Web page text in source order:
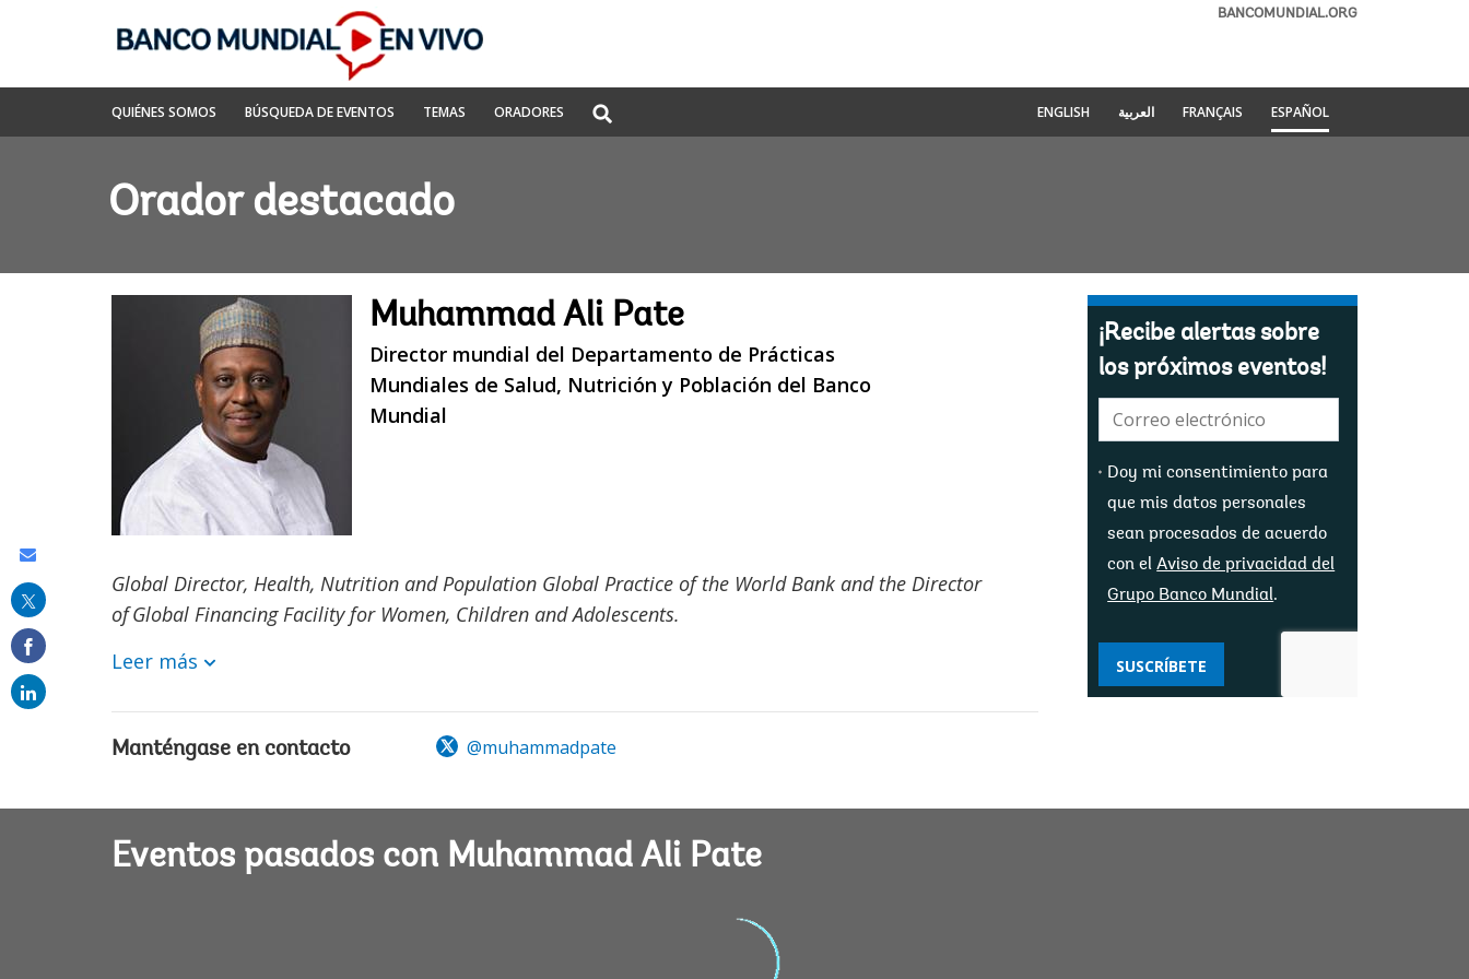
Navigation
Banco
Mundial
BANCOMUNDIAL.ORG
QUIÉNES SOMOS BÚSQUEDA DE EVENTOS TEMAS ORADORES
Global
Search
ENGLISH العربية FRANÇAIS ESPAÑOL
Orador destacado
Muhammad Ali Pate
Director mundial del Departamento de Prácticas
Mundiales de Salud, Nutrición y Población del Banco
Mundial
Global Director, Health, Nutrition and Population Global Practice of the World Bank and the Director
of Global Financing Facility for Women, Children and Adolescents.
Leer más
Manténgase en contacto @muhammadpate
¡Recibe alertas sobre
los próximos eventos!
mail:
Doy mi consentimiento para
que mis datos personales
sean procesados ​​de acuerdo
con elAviso de privacidad del
Grupo Banco Mundial.
SUSCRÍBETE
Eventos pasados con Muhammad Ali Pate
this
email